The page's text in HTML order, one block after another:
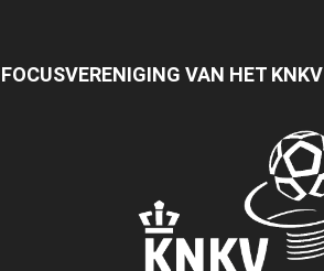
FOCUSVERENIGING VAN HET KNKV